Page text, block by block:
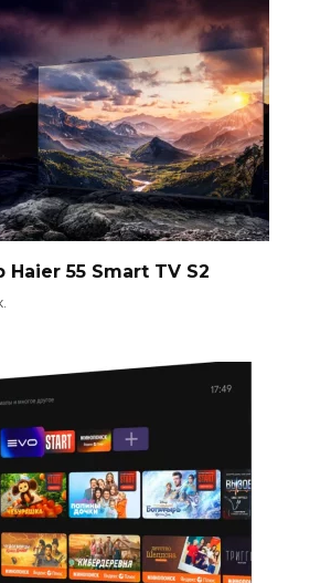
Haier 55 Smart TV S2